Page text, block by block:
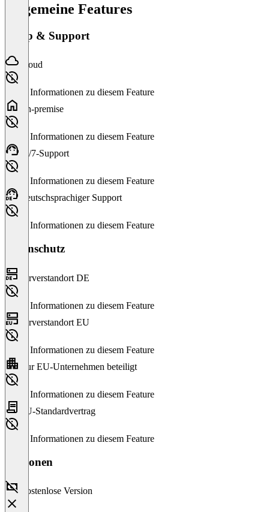
Allgemeine Features
Setup & Support
Cloud
Keine Informationen zu diesem Feature
On-premise
Keine Informationen zu diesem Feature
24/7-Support
Keine Informationen zu diesem Feature
Deutschsprachiger Support
Keine Informationen zu diesem Feature
Datenschutz
Serverstandort DE
Keine Informationen zu diesem Feature
Serverstandort EU
Keine Informationen zu diesem Feature
Nur EU-Unternehmen beteiligt
Keine Informationen zu diesem Feature
EU-Standardvertrag
Keine Informationen zu diesem Feature
Versionen
Kostenlose Version